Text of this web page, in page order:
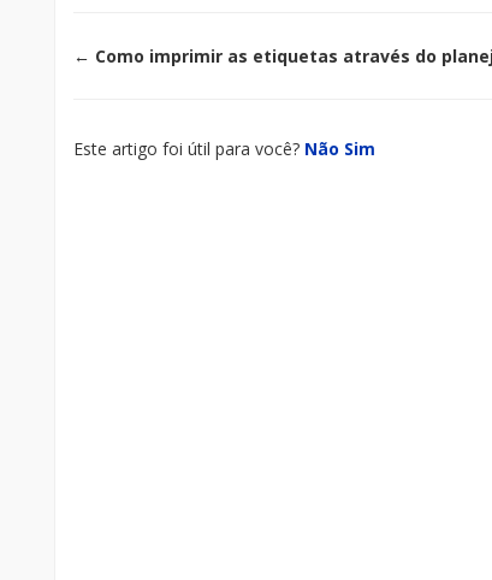
Doc
← Como imprimir as etiquetas através do
Este artigo foi útil para você? Não Sim